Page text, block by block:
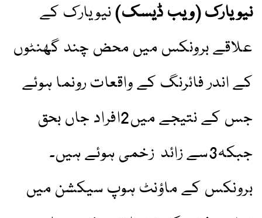
نیویارک (ویب ڈیسک)نیویارک کے
علاقے برونکس میں محض چند گھنٹوں
کے اندر فائرنگ کے واقعات رونما ہوئے
جس کے نتیجے میں2افراد جاں بحق
جبکہ3سے زائد زخمی ہوئے ہیں۔
برونکس کے ماؤنٹ ہوپ سیکشن میں